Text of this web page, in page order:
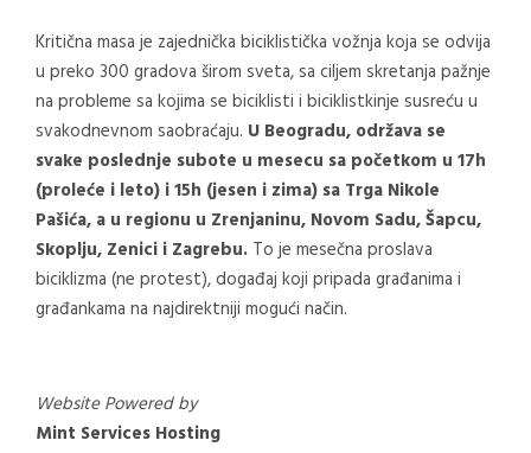
Kritična masa je zajednička biciklistička vožnja koja se odvija
u preko 300 gradova širom sveta, sa ciljem skretanja pažnje
na probleme sa kojima se biciklisti i biciklistkinje susreću u
svakodnevnom saobraćaju. U Beogradu, održava se
svake poslednje subote u mesecu sa početkom u 17h
(proleće i leto) i 15h (jesen i zima) sa Trga Nikole
Pašića, a u regionu u Zrenjaninu, Novom Sadu, Šapcu,
Skoplju, Zenici i Zagrebu. To je mesečna proslava
biciklizma (ne protest), događaj koji pripada građanima i
građankama na najdirektniji mogući način.
Website Powered by
Mint Services Hosting